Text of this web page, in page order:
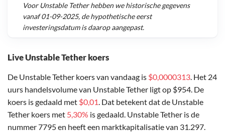
Live Unstable Tether koers
De Unstable Tether koers van vandaag is $0,0000313. Het 24
uurs handelsvolume van Unstable Tether ligt op $954. De
koers is gedaald met $0,01. Dat betekent dat de Unstable
Tether koers met 5,30% is gedaald. Unstable Tether is de
nummer 7795 en heeft een marktkapitalisatie van 31.297.
Voor Unstable Tetherhebben we historische gegevens
vanaf01-09-2025, de hypothetische eerst
investeringsdatum is daarop aangepast.